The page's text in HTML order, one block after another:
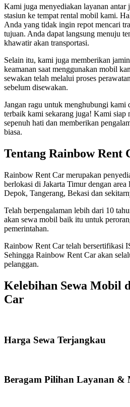
Kami juga menyediakan layanan antar
stasiun ke tempat rental mobil kami.
Anda yang tidak ingin repot mencari
tujuan. Anda dapat langsung menuju
khawatir akan transportasi.
Selain itu, kami juga memberikan
keamanan saat menggunakan mobil
sewakan telah melalui proses
sebelum disewakan.
Jangan ragu untuk menghubungi kami
terbaik kami sekarang juga! Kami siap
sepenuh hati dan memberikan
biasa.
Tentang Rainbow Rent
Rainbow Rent Car merupakan
berlokasi di Jakarta Timur dengan area
Depok, Tangerang, Bekasi dan
Telah berpengalaman lebih dari 10
akan sewa mobil baik itu untuk
pemerintahan.
Rainbow Rent Car telah bersertifikasi
Sehingga Rainbow Rent Car akan
pelanggan.
Kelebihan Sewa Mobil
Car
Harga Sewa Terjangkau
Beragam Pilihan Layanan &